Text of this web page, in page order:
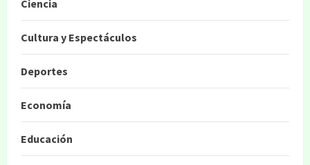
Ciencia
Cultura y Espectáculos
Deportes
Economía
Educación